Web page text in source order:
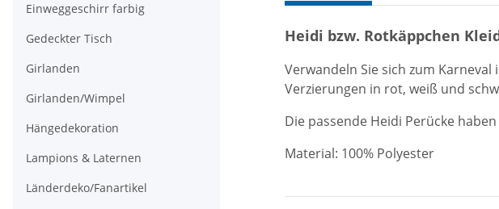
Heidi bzw. Rotkäppchen
Verwandeln Sie sich zum
Verzierungen in rot, weiß und
Die passende Heidi Perücke
Material: 100% Polyester
Einweggeschirr farbig
Gedeckter Tisch
Girlanden
Girlanden/Wimpel
Hängedekoration
Lampions & Laternen
Länderdeko/Fanartikel